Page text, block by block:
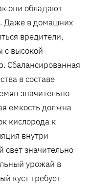
они обладают
Даже в домашних
вредители‚
с высокой
Сбалансированная
в составе
значительно
емкость должна
кислорода к
внутри
значительно
урожай в
куст требует